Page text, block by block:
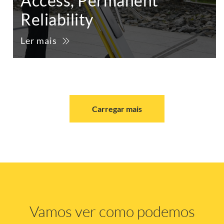
Reliability
Ler mais
Carregar mais
Vamos ver como podemos